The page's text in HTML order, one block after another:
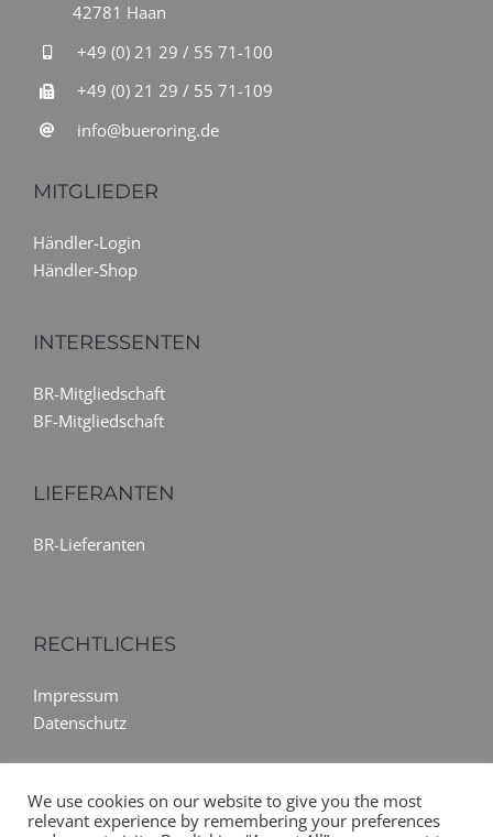
42781 Haan
+49 (0) 21 29 / 55 71-100
+49 (0) 21 29 / 55 71-109
info@bueroring.de
MITGLIEDER
Händler-Login
Händler-Shop
INTERESSENTEN
BR-Mitgliedschaft
BF-Mitgliedschaft
LIEFERANTEN
BR-Lieferanten
RECHTLICHES
Impressum
Datenschutz
We use cookies on our website to give you the most
relevant experience by remembering your preferences